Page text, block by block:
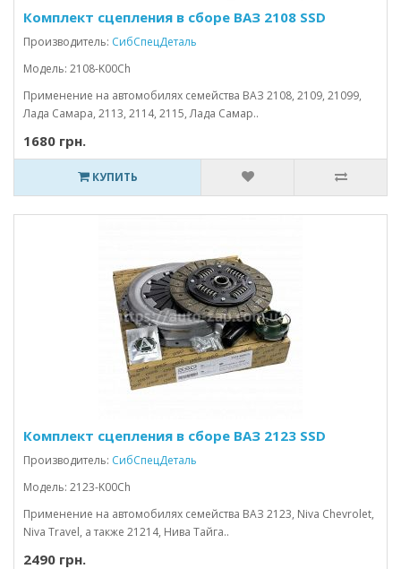
Комплект сцепления в сборе ВАЗ 2108 SSD
Производитель: СибСпецДеталь
Модель: 2108-K00Ch
Применение на автомобилях семейства ВАЗ 2108, 2109, 21099,
Лада Самара, 2113, 2114, 2115, Лада Самар..
1680 грн.
КУПИТЬ
Комплект сцепления в сборе ВАЗ 2123 SSD
Производитель: СибСпецДеталь
Модель: 2123-K00Ch
Применение на автомобилях семейства ВАЗ 2123, Niva Chevrolet,
Niva Travel, а также 21214, Нива Тайга..
2490 грн.